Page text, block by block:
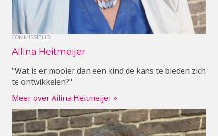
COMMISSIELID
Ailina Heitmeijer
"Wat is er mooier dan een kind de kans te bieden zich
te ontwikkelen?"
Meer over Ailina Heitmeijer »